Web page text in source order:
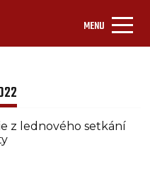
MENU
z lednového setkání